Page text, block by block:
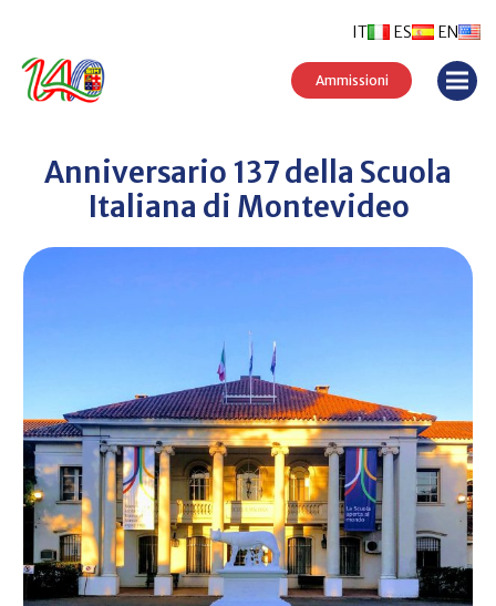
ES EN
IT
Ammissioni
Anniversario 137 della Scuola
Italiana di Montevideo